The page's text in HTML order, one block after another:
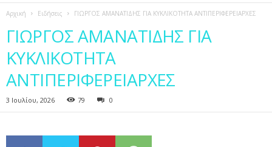
Αρχική Ειδήσεις ΓΙΩΡΓΟΣ ΑΜΑΝΑΤΙΔΗΣ ΓΙΑ ΚΥΚΛΙΚΟΤΗΤΑ ΑΝΤΙΠΕΡΙΦΕΡΕΙΑΡΧΕΣ
ΓΙΩΡΓΟΣ ΑΜΑΝΑΤΙΔΗΣ ΓΙΑ
ΚΥΚΛΙΚΟΤΗΤΑ
ΑΝΤΙΠΕΡΙΦΕΡΕΙΑΡΧΕΣ
3 Ιουλίου, 2026 79 0